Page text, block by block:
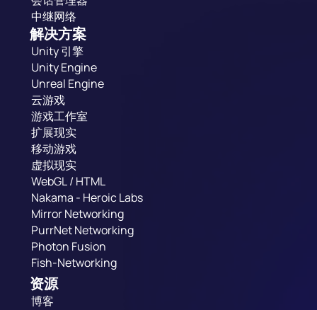
中继网络
解决方案
Unity 引擎
Unity Engine
Unreal Engine
云游戏
游戏工作室
扩展现实
移动游戏
虚拟现实
WebGL / HTML
Nakama - Heroic Labs
Mirror Networking
PurrNet Networking
Photon Fusion
Fish-Networking
资源
博客